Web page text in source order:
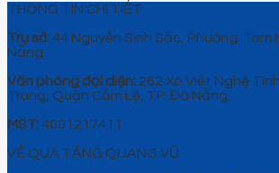
THÔNG TIN CHI TIẾT
Trụ sở: 44 Nguyễn Sinh Sắc, Phường Tam
Nẵng.
Văn phòng đại diện: 262 Xô Viết Nghệ
Trung, Quận Cẩm Lệ, TP. Đà Nẵng.
MST: 4001217411
VỀ QUÀ TẶNG QUANG VŨ